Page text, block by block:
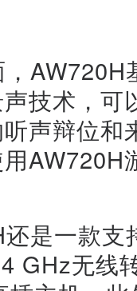
技术，可
声辩位和
AW720H
是一款
GHz无线